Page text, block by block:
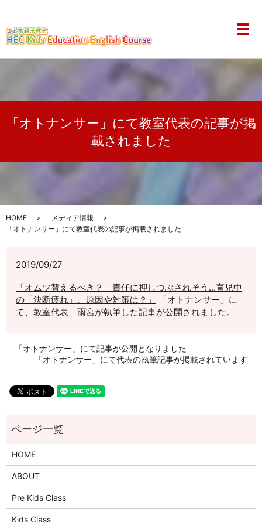
メ
「オトナンサー」にて教室代表の記事が掲
載されました
HOME
メディア情報
「オトナンサー」にて教室代表の記事が掲載されました
2019/09/27
「オムツ替えるべき？ 責任に押しつぶされそう…育児中
の「決断疲れ」、原因や対策は？」
「オトナンサー」に
て、教室代表 雨宮が執筆した記事が公開されました。
「オトナンサー」にて記事が公開となりました
「オトナンサー」にて代表の執筆記事が掲載されています
HOME
ABOUT
Pre Kids Class
Kids Class